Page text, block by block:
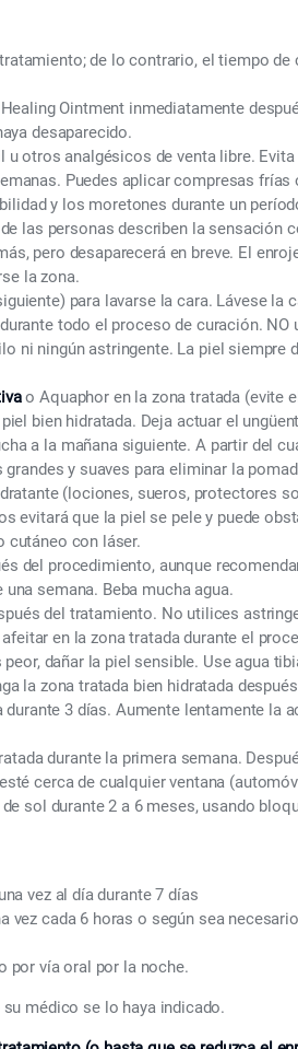
de lo contrario, el tiempo
Ointment inmediatamente
desaparecido.
u otros analgésicos de venta libre.
Puedes aplicar compresas frías
y los moretones durante un
las personas describen la sensación
pero desaparecerá en breve. El
la zona.
para lavarse la cara. Lávese la
todo el proceso de curación.
ni ningún astringente. La piel siempre
o Aquaphor en la zona tratada (evite
bien hidratada. Deja actuar el
a la mañana siguiente. A partir del
y suaves para eliminar la
(lociones, sueros, protectores
evitará que la piel se pele y puede
cutáneo con láser.
del procedimiento, aunque
semana. Beba mucha agua.
del tratamiento. No utilices
en la zona tratada durante el
dañar la piel sensible. Use agua
la zona tratada bien hidratada
3 días. Aumente lentamente la
durante la primera semana.
cerca de cualquier ventana
sol durante 2 a 6 meses, usando
vez al día durante 7 días
cada 6 horas o según sea
por vía oral por la noche.
médico se lo haya indicado.